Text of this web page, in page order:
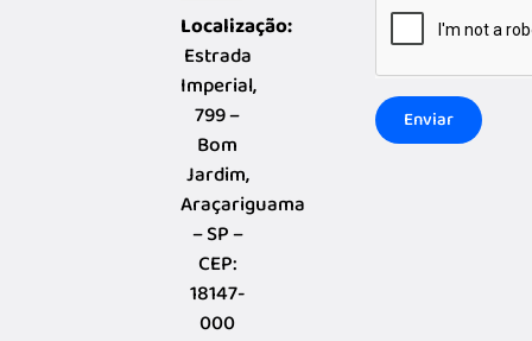
Localização:
Estrada
Imperial,
799 –
Bom
Jardim,
Araçariguama
– SP –
CEP:
18147-
000
Enviar